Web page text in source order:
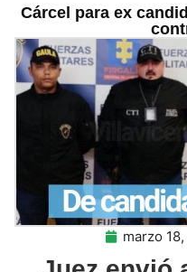
Cárcel para ex
marzo